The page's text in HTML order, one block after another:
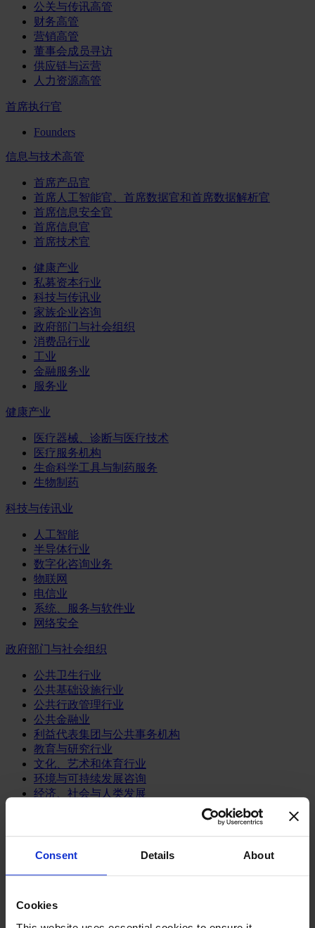
Consent Details About
Cookies
公关与传讯高管
财务高管
营销高管
董事会成员寻访
供应链与运营
人力资源高管
首席执行官
Founders
信息与技术高管
首席产品官
首席人工智能官、首席数据官和首席数据解析官
首席信息安全官
首席信息官
首席技术官
健康产业
私募资本行业
科技与传讯业
家族企业咨询
政府部门与社会组织
消费品行业
工业
金融服务业
服务业
健康产业
医疗器械、诊断与医疗技术
医疗服务机构
生命科学工具与制药服务
生物制药
科技与传讯业
人工智能
半导体行业
数字化咨询业务
物联网
电信业
系统、服务与软件业
网络安全
政府部门与社会组织
公共卫生行业
公共基础设施行业
公共行政管理行业
公共金融业
利益代表集团与公共事务机构
教育与研究行业
文化、艺术和体育行业
环境与可持续发展咨询
经济、社会与人类发展
媒体和娱乐业
消费品
餐饮、旅游与酒店业